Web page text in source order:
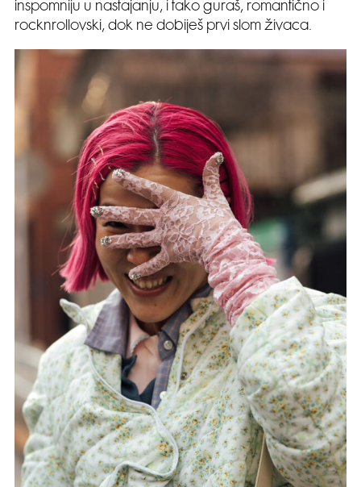
inspomniju u nastajanju, i tako guraš, romantično i
rocknrollovski, dok ne dobiješ prvi slom živaca.